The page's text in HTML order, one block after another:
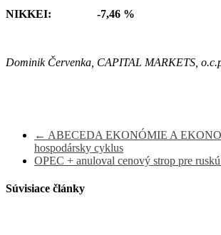
NIKKEI: -7,46 %
Dominik Červenka, CAPITAL MARKETS,
← ABECEDA EKONÓMIE A
hospodársky cyklus
OPEC + anuloval cenový strop pre
Súvisiace články